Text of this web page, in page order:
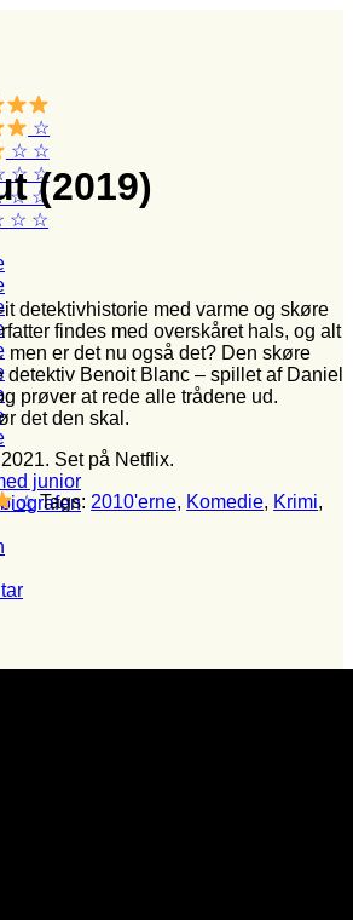
☆
☆ ☆
☆ ☆
☆ ☆
☆ ☆
junior
(2019)
detektivhistorie med varme og skøre
findes med overskåret hals, og alt
er det nu også det? Den skøre
detektiv Benoit Blanc – spillet af Daniel
prøver at rede alle trådene ud.
det den skal.
Set på Netflix.
☆ Tags: 2010'erne, Komedie, Krimi,